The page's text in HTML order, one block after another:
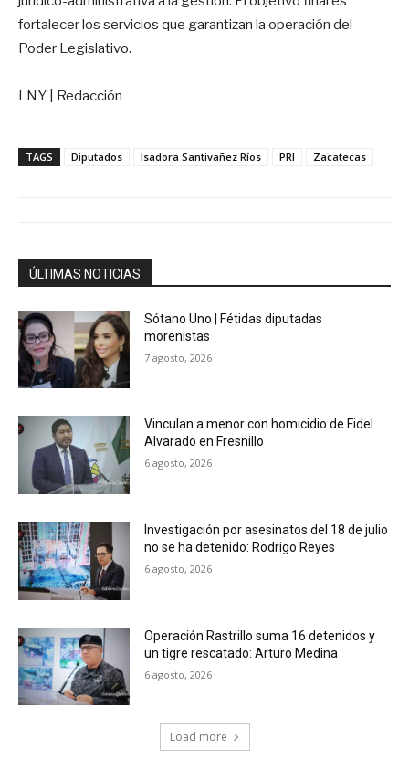
fortalecer los servicios que garantizan la operación del
Poder Legislativo.
LNY | Redacción
TAGS Diputados Isadora Santivañez Ríos PRI Zacatecas
ÚLTIMAS NOTICIAS
Sótano Uno | Fétidas diputadas
morenistas
7 agosto, 2026
Vinculan a menor con homicidio de Fidel
Alvarado en Fresnillo
6 agosto, 2026
Investigación por asesinatos del 18 de julio
no se ha detenido: Rodrigo Reyes
6 agosto, 2026
Operación Rastrillo suma 16 detenidos y
un tigre rescatado: Arturo Medina
6 agosto, 2026
Load more